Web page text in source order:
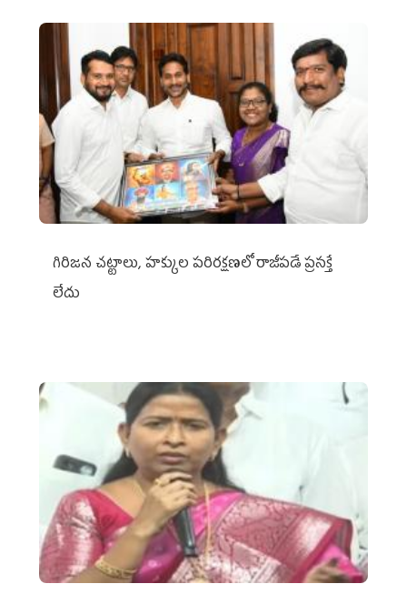
గిరిజన చట్టాలు, హక్కుల పరిరక్షణలో రాజీపడే ప్రసక్తే
లేదు